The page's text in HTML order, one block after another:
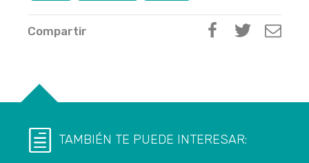
Compartir
TAMBIÉN TE PUEDE INTERESAR: